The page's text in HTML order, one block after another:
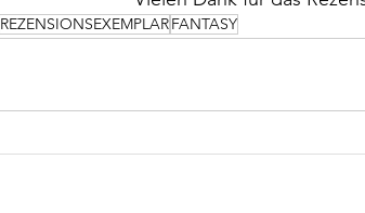
REZENSIONSEXEMPLARFANTASY